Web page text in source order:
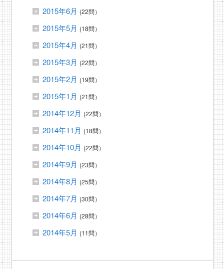
2015年6月 (22問）
2015年5月 (18問）
2015年4月 (21問）
2015年3月 (22問）
2015年2月 (19問）
2015年1月 (21問）
2014年12月 (22問）
2014年11月 (18問）
2014年10月 (22問）
2014年9月 (23問）
2014年8月 (25問）
2014年7月 (30問）
2014年6月 (28問）
2014年5月 (11問）